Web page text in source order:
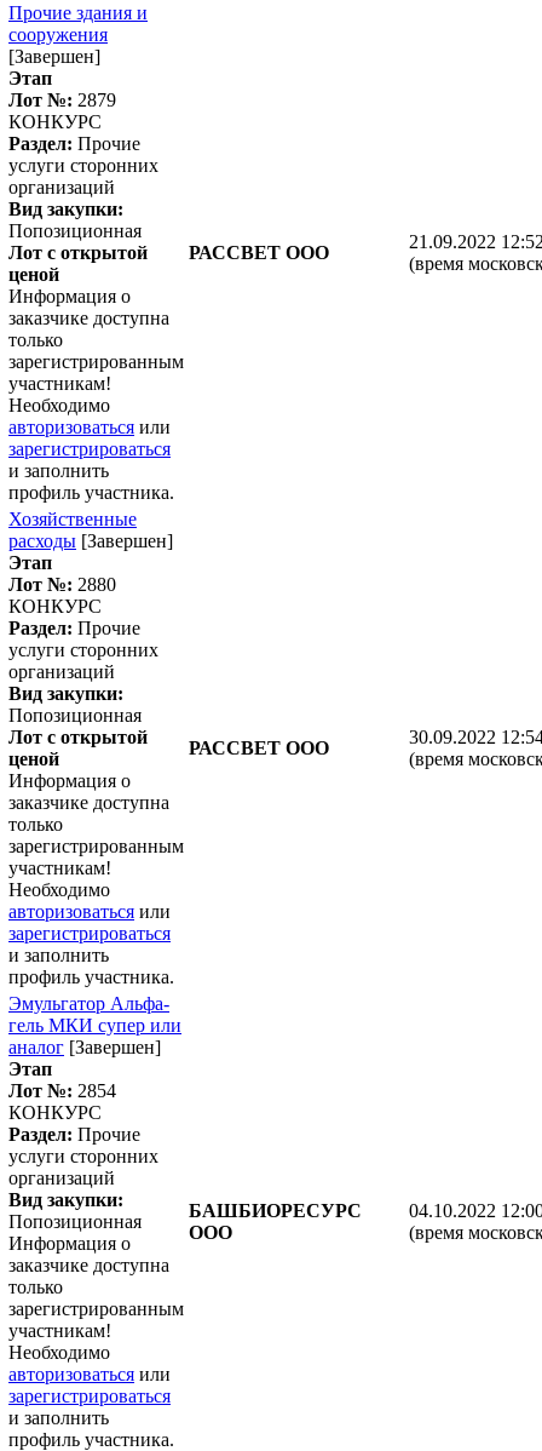
Прочие здания и
сооружения
[Завершен]
Этап
Лот №: 2879
КОНКУРС
Раздел: Прочие
услуги сторонних
организаций
Вид закупки:
Попозиционная
Лот с открытой
ценой
Информация о
заказчике доступна
только
зарегистрированным
участникам!
Необходимо
авторизоваться или
зарегистрироваться
и заполнить
профиль участника.
РАССВЕТ ООО
21.09.2022
(время
Хозяйственные
расходы [Завершен]
Этап
Лот №: 2880
КОНКУРС
Раздел: Прочие
услуги сторонних
организаций
Вид закупки:
Попозиционная
Лот с открытой
ценой
Информация о
заказчике доступна
только
зарегистрированным
участникам!
Необходимо
авторизоваться или
зарегистрироваться
и заполнить
профиль участника.
РАССВЕТ ООО
30.09.2022
(время
Эмульгатор Альфа-
гель МКИ супер или
аналог [Завершен]
Этап
Лот №: 2854
КОНКУРС
Раздел: Прочие
услуги сторонних
организаций
Вид закупки:
Попозиционная
Информация о
заказчике доступна
только
зарегистрированным
участникам!
Необходимо
авторизоваться или
зарегистрироваться
и заполнить
профиль участника.
БАШБИОРЕСУРС
ООО
04.10.2022
(время